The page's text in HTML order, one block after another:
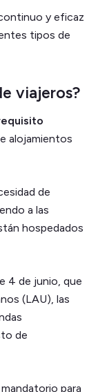
y eficaz
tipos de
viajeros?
alojamientos
de
a las
hospedados
4 de junio, que
(LAU), las
de
para